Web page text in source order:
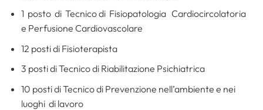
1 posto di Tecnico di Fisiopatologia Cardiocircolatoria
e Perfusione Cardiovascolare
12 posti di Fisioterapista
3 posti di Tecnico di Riabilitazione Psichiatrica
10 posti di Tecnico di Prevenzione nell’ambiente e nei
luoghi di lavoro